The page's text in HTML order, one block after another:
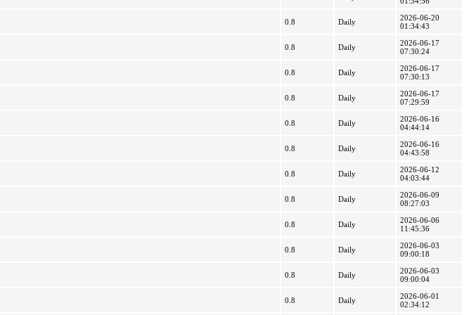
0.8 Daily
2026-06-20
01:34:43
0.8 Daily
2026-06-17
07:30:24
0.8 Daily
2026-06-17
07:30:13
0.8 Daily
2026-06-17
07:29:59
0.8 Daily
2026-06-16
04:44:14
0.8 Daily
2026-06-16
04:43:58
0.8 Daily
2026-06-12
04:03:44
0.8 Daily
2026-06-09
08:27:03
0.8 Daily
2026-06-06
11:45:36
0.8 Daily
2026-06-03
09:00:18
0.8 Daily
2026-06-03
09:00:04
0.8 Daily
2026-06-01
02:34:12